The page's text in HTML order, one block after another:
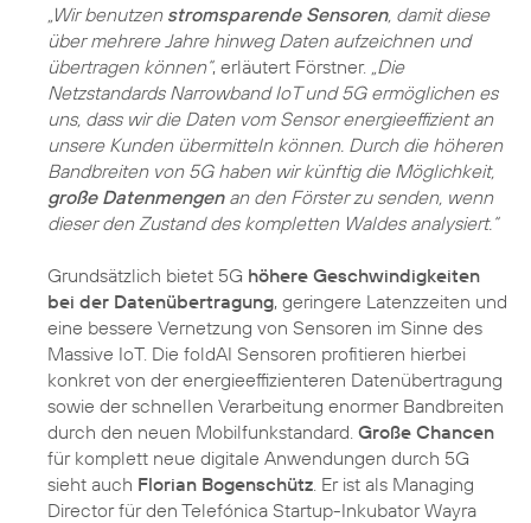
„Wir benutzen stromsparende Sensoren, damit diese
über mehrere Jahre hinweg Daten aufzeichnen und
übertragen können“, erläutert Förstner. „Die
Netzstandards Narrowband IoT und 5G ermöglichen es
uns, dass wir die Daten vom Sensor energieeffizient an
unsere Kunden übermitteln können. Durch die höheren
Bandbreiten von 5G haben wir künftig die Möglichkeit,
große Datenmengenan den Förster zu senden, wenn
dieser den Zustand des kompletten Waldes analysiert.“
Grundsätzlich bietet 5G höhere Geschwindigkeiten
bei der Datenübertragung, geringere Latenzzeiten und
eine bessere Vernetzung von Sensoren im Sinne des
Massive IoT. Die foldAI Sensoren profitieren hierbei
konkret von der energieeffizienteren Datenübertragung
sowie der schnellen Verarbeitung enormer Bandbreiten
durch den neuen Mobilfunkstandard. Große Chancen
für komplett neue digitale Anwendungen durch 5G
sieht auch Florian Bogenschütz . Er ist als Managing
Director für den Telefónica Startup-Inkubator Wayra